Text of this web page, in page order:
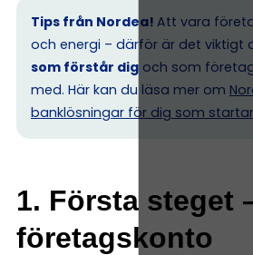
Tips från Nordea! Att vara
och energi – därför är det viktigt
som förstår dig och som
med. Här kan du läsa mer om
banklösningar för dig som
1. Första steget
företagskonto